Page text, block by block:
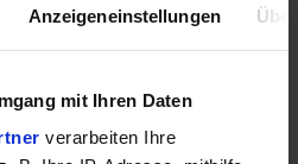
Anzeigeneinstellungen
mit Ihren Daten
verarbeiten Ihre